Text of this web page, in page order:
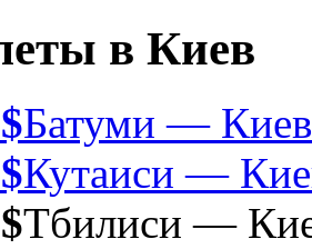
в Киев
Батуми — Киев
Кутаиси —
Тбилиси —